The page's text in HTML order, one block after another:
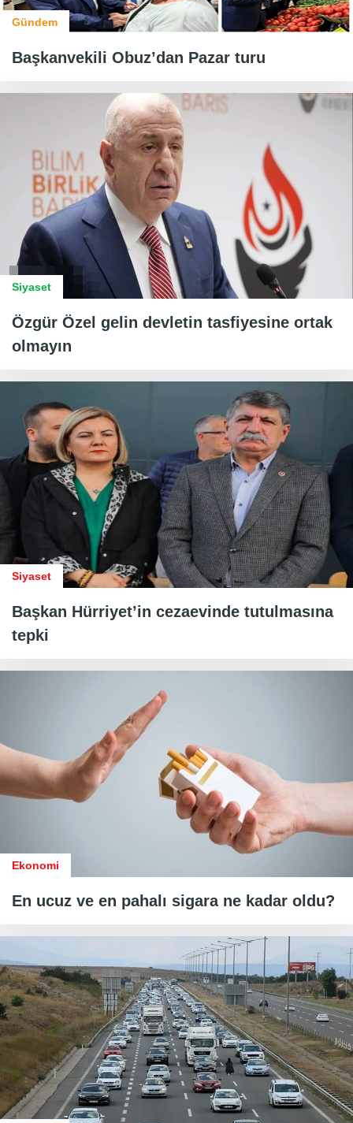
Gündem
Başkanvekili Obuz’dan Pazar turu
Siyaset
Özgür Özel gelin devletin tasfiyesine ortak
olmayın
Siyaset
Başkan Hürriyet’in cezaevinde tutulmasına
tepki
Ekonomi
En ucuz ve en pahalı sigara ne kadar oldu?